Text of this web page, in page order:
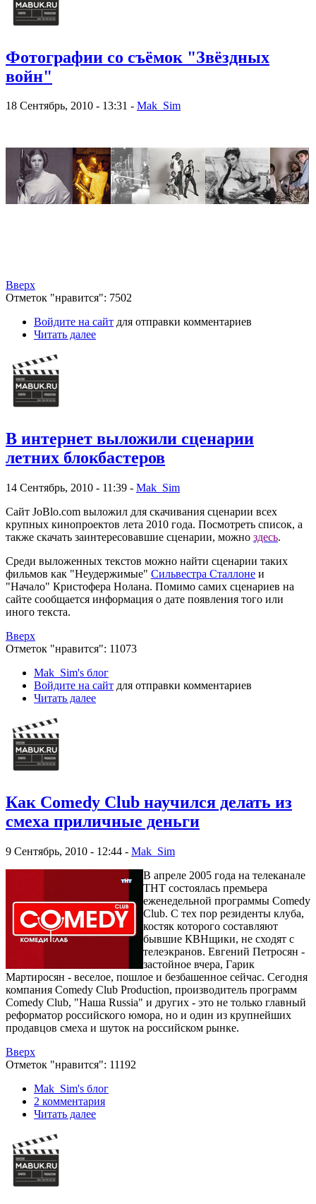
Фотографии со съёмок "Звёздных
войн"
18 Сентябрь, 2010 - 13:31 - Mak_Sim
Вверх
Отметок "нравится": 7502
Войдите на сайт для отправки комментариев
Читать далее
В интернет выложили сценарии
летних блокбастеров
14 Сентябрь, 2010 - 11:39 - Mak_Sim
Сайт JoBlo.com выложил для скачивания сценарии всех
крупных кинопроектов лета 2010 года. Посмотреть список, а
также скачать заинтересовавшие сценарии, можно здесь.
Среди выложенных текстов можно найти сценарии таких
фильмов как "Неудержимые" Сильвестра Сталлоне и
"Начало" Кристофера Нолана. Помимо самих сценариев на
сайте сообщается информация о дате появления того или
иного текста.
Вверх
Отметок "нравится": 11073
Mak_Sim's блог
Войдите на сайт для отправки комментариев
Читать далее
Как Comedy Club научился делать из
смеха приличные деньги
9 Сентябрь, 2010 - 12:44 - Mak_Sim
В апреле 2005 года на телеканале
ТНТ состоялась премьера
еженедельной программы Comedy
Club. С тех пор резиденты клуба,
костяк которого составляют
бывшие КВНщики, не сходят с
телеэкранов. Евгений Петросян -
застойное вчера, Гарик
Мартиросян - веселое, пошлое и безбашенное сейчас. Сегодня
компания Comedy Club Production, производитель программ
Comedy Club, "Наша Russia" и других - это не только главный
реформатор российского юмора, но и один из крупнейших
продавцов смеха и шуток на российском рынке.
Вверх
Отметок "нравится": 11192
Mak_Sim's блог
2 комментария
Читать далее